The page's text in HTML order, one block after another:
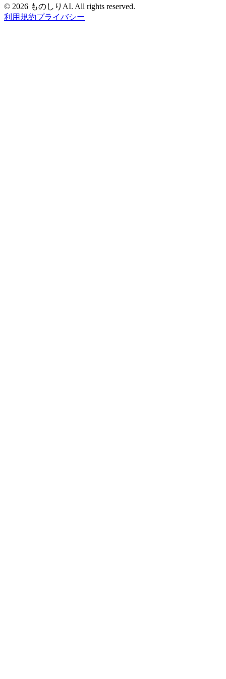
© 2026 ものしりAI. All rights reserved.
利用規約プライバシー